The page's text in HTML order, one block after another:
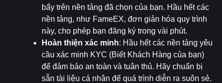
bẩy trên nền tảng đã chọn của bạn. Hầu hết các
nền tảng, như FameEX, đơn giản hóa quy trình
này, cho phép bạn đăng ký trong vài phút.
Hoàn thiện xác minh: Hầu hết các nền tảng yêu
cầu xác minh KYC (Biết Khách Hàng của bạn)
để đảm bảo an toàn và tuân thủ. Hãy chuẩn bị
sẵn tài liệu cá nhân để quá trình diễn ra suôn sẻ.